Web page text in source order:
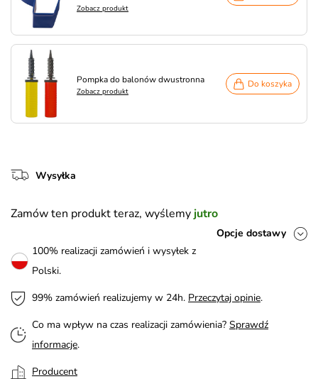
Zobacz produkt
Pompka do balonów dwustronna
Zobacz produkt
Do koszyka
Wysyłka
Zamów ten produkt teraz, wyślemy jutro
Opcje dostawy
100% realizacji zamówień i wysyłek z
Polski.
99% zamówień realizujemy w 24h. Przeczytaj opinie.
Co ma wpływ na czas realizacji zamówienia? Sprawdź
informacje.
Producent